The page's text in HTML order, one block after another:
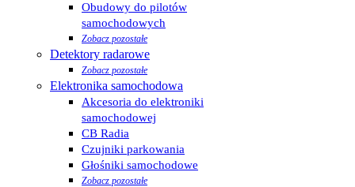
Obudowy do pilotów
samochodowych
Zobacz pozostałe
Detektory radarowe
Zobacz pozostałe
Elektronika samochodowa
Akcesoria do elektroniki
samochodowej
CB Radia
Czujniki parkowania
Głośniki samochodowe
Zobacz pozostałe